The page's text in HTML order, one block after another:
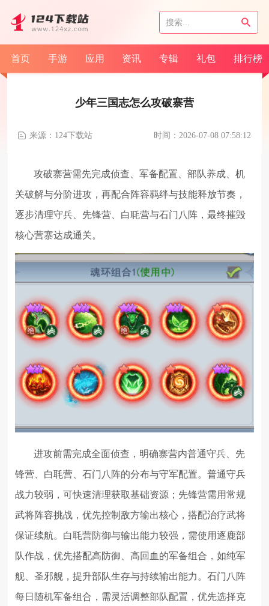
首页 手游 应用 资讯 专辑 礼包 排行榜
少年三国志怎么攻破寨营
来源：124下载站 时间：2026-07-08 07:58:12
攻破寨营需先完成侦查、军备配置、部队养成、机
关破解与分阶进攻，再配合阵容羁绊与技能释放节奏，
逐步清理守兵、先锋营、白毦营与石门八阵，最终摧毁
核心营寨达成通关。
进攻前需完成全面侦查，明确寨营内普通守兵、先
锋营、白毦营、石门八阵的分布与守军配置。普通守兵
战力较弱，可快速清理获取基础资源；先锋营需用常规
武将阵容挑战，优先控制敌方输出核心，搭配治疗武将
保证续航。白毦营防御与输出能力较强，需使用逐鹿部
队作战，优先搭配高防御、高回血的军备组合，如纯军
舰、圣邪舰，提升部队生存与持续输出能力。石门八阵
每日随机军备组合，需灵活调整部队配置，优先选择克